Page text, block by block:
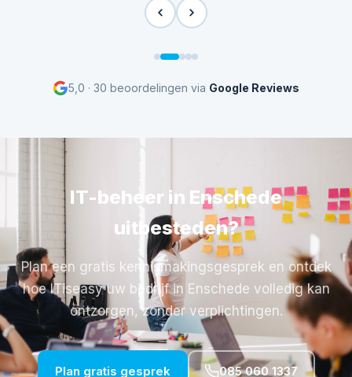
5,0 · 30 beoordelingen via Google Reviews
IT-beheer in Enschede
uitbesteden?
Plan een gratis kennismakingsgesprek en ontdek
hoe ITiseasy uw bedrijf in Enschede volledig kan
ontzorgen, zonder verplichtingen.
Plan gratis gesprek 085 060 1337